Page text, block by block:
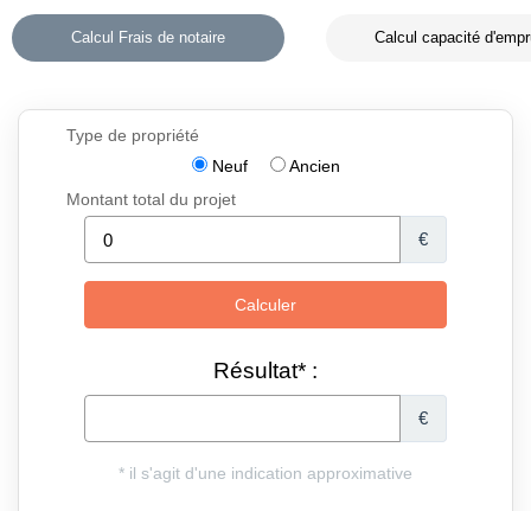
Calcul Frais de notaire Calcul capacité